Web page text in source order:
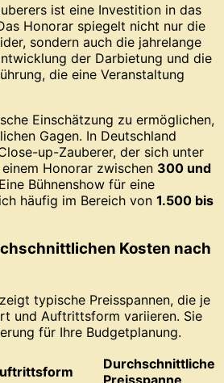
ist eine Investition in das
Honorar spiegelt nicht nur die
sondern auch die jahrelange
der Darbietung und die
die eine Veranstaltung
Einschätzung zu ermöglichen,
Gagen. In Deutschland
up-Zauberer, der sich unter
Honorar zwischen 300 und
Bühnenshow für eine
häufig im Bereich von 1.500 bis
Kosten nach
typische Preisspannen, die je
und Auftrittsform variieren. Sie
für Ihre Budgetplanung.
Durchschnittliche